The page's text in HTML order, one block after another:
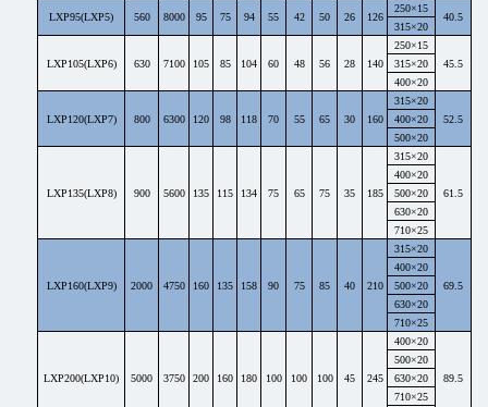
LXP95(LXP5) 560 8000 95 75 94 55 42 50 26 126
250×15
40.5
315×20
LXP105(LXP6) 630 7100 105 85 104 60 48 56 28 140
250×15
45.5
315×20
400×20
LXP120(LXP7) 800 6300 120 98 118 70 55 65 30 160
315×20
52 .5
400×20
500×20
LXP135(LXP8) 900 5600 135 115 134 75 65 75 35 185
315×20
61.5
400×20
500×20
630×20
710×25
LXP160(LXP9) 2000 4750 160 135 158 90 75 85 40 210
315×20
69.5
400×20
500×20
630×20
710×25
LXP200(LXP10) 5000 3750 200 160 180 100 100 100 45 245
400×20
89.5
500×20
630×20
710×25